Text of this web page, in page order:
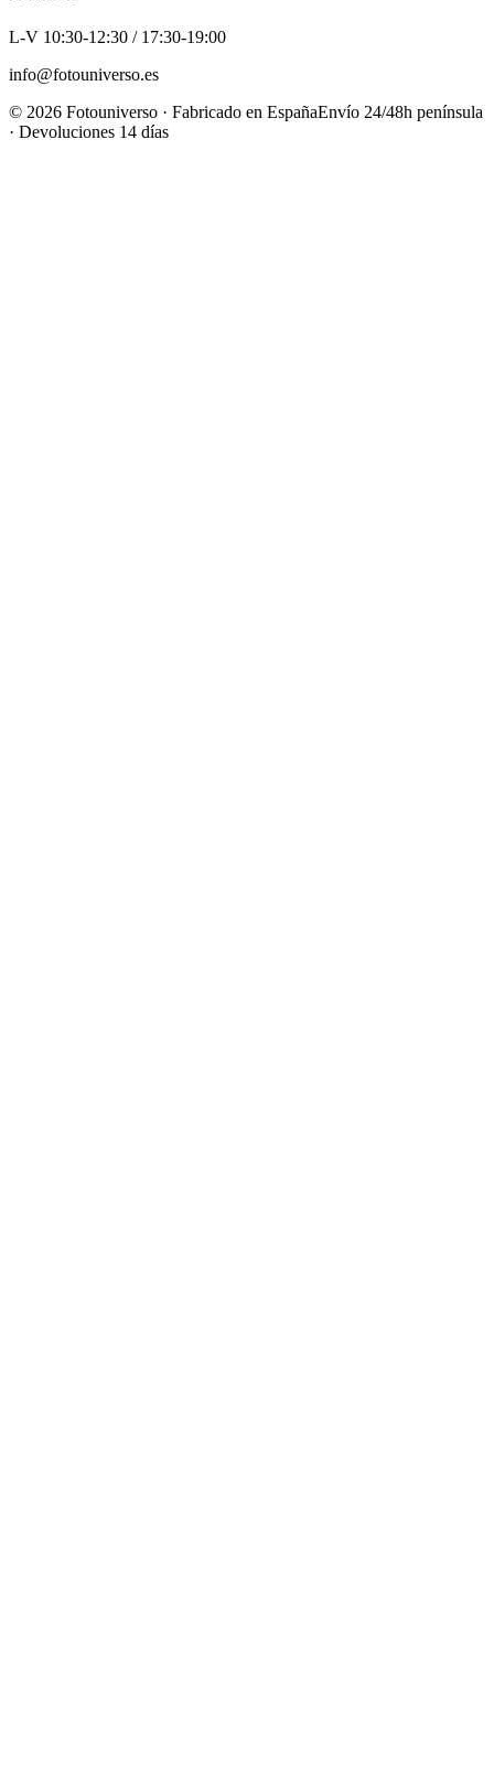
L-V 10:30-12:30 / 17:30-19:00
info@fotouniverso.es
© 2026 Fotouniverso · Fabricado en EspañaEnvío 24/48h península
· Devoluciones 14 días